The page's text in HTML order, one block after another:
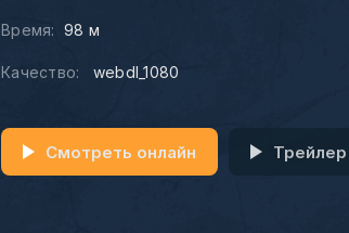
Время: 98 м
Качество: webdl_1080
Смотреть онлайн Трейлер